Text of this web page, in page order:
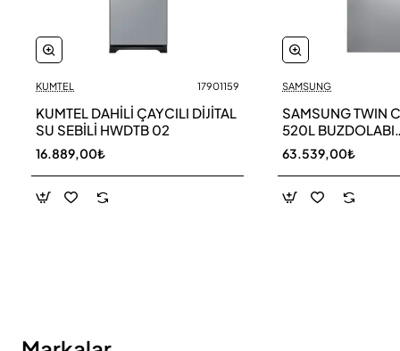
Yeni
KUMTEL 17901159
KUMTEL DAHİLİ ÇAYCILI DİJİTAL
SU SEBİLİ HWDTB 02
16.889,00₺
SAMSUNG
SAMSUNG TWIN
520L BUZDOLABI
RB52DS33ESA TR
63.539,00₺